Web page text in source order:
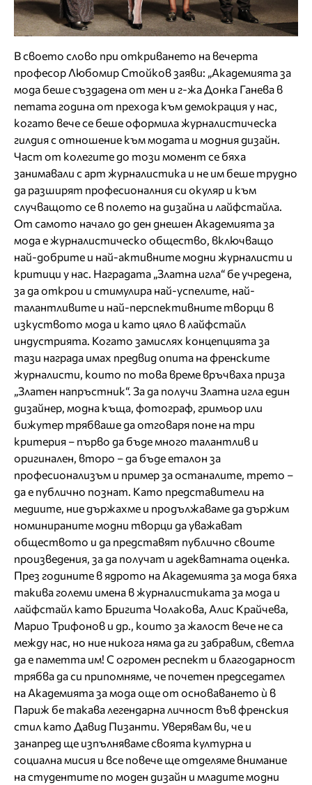
В своето слово при откриването на вечерта
професор Любомир Стойков заяви: „Академията за
мода беше създадена от мен и г-жа Донка Ганева в
петата година от прехода към демокрация у нас,
когато вече се беше оформила журналистическа
гилдия с отношение към модата и модния дизайн.
Част от колегите до този момент се бяха
занимавали с арт журналистика и не им беше трудно
да разширят професионалния си окуляр и към
случващото се в полето на дизайна и лайфстайла.
От самото начало до ден днешен Академията за
мода е журналистическо общество, включващо
най-добрите и най-активните модни журналисти и
критици у нас. Наградата „Златна игла“ бе учредена,
за да открои и стимулира най-успелите, най-
талантливите и най-перспективните творци в
изкуството мода и като цяло в лайфстайл
индустрията. Когато замислях концепцията за
тази награда имах предвид опита на френските
журналисти, които по това време връчваха приза
„Златен напръстник“. За да получи Златна игла един
дизайнер, модна къща, фотограф, гримьор или
бижутер трябваше да отговаря поне на три
критерия – първо да бъде много талантлив и
оригинален, второ – да бъде еталон за
професионализъм и пример за останалите, трето –
да е публично познат. Като представители на
медиите, ние държахме и продължаваме да държим
номинираните модни творци да уважават
обществото и да представят публично своите
произведения, за да получат и адекватната оценка.
През годините в ядрото на Академията за мода бяха
такива големи имена в журналистиката за мода и
лайфстайл като Бригита Чолакова, Алис Крайчева,
Марио Трифонов и др., които за жалост вече не са
между нас, но ние никога няма да ги забравим, светла
да е паметта им! С огромен респект и благодарност
трябва да си припомняме, че почетен председател
на Академията за мода още от основаването ѝ в
Париж бе такава легендарна личност във френския
стил като Давид Пизанти. Уверявам ви, че и
занапред ще изпълняваме своята културна и
социална мисия и все повече ще отделяме внимание
на студентите по моден дизайн и младите модни